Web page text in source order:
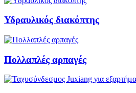
Υδραυλικός διακόπτης
Πολλαπλές αρπαγές